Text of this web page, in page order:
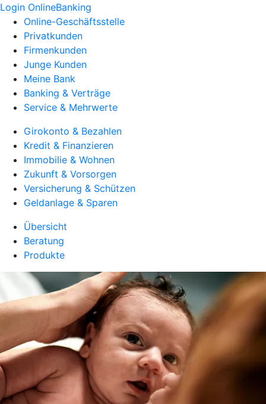
Login OnlineBanking
Online-Geschäftsstelle
Privatkunden
Firmenkunden
Junge Kunden
Meine Bank
Banking & Verträge
Service & Mehrwerte
Girokonto & Bezahlen
Kredit & Finanzieren
Immobilie & Wohnen
Zukunft & Vorsorgen
Versicherung & Schützen
Geldanlage & Sparen
Übersicht
Beratung
Produkte